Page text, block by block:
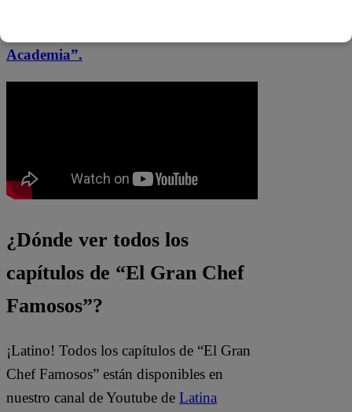
Academia”.
¿Dónde ver todos los
capítulos de “El Gran Chef
Famosos”?
¡Latino! Todos los capítulos de “El Gran
Chef Famosos” están disponibles en
nuestro canal de Youtube de Latina